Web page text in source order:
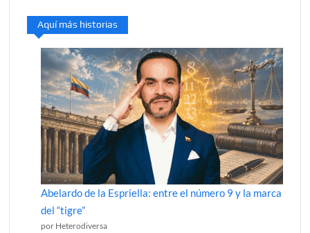
Aquí más historias
Abelardo de la Espriella: entre el número 9 y la marca
del “tigre”
por Heterodiversa